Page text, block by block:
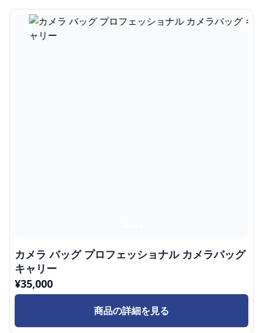
カメラ バッグ プロフェッショナル カメラバッグ
キャリー
¥35,000
商品の詳細を見る